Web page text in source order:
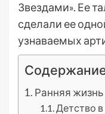
Звездами». Ее
сделали ее
узнаваемых
Ранняя
Детство